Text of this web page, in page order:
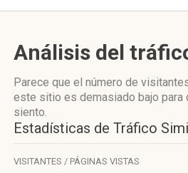
Análisis del
Parece que el número de
este sitio es demasiado bajo para
siento.
Estadísticas de Tráfico
VISITANTES / PÁGINAS VISTAS